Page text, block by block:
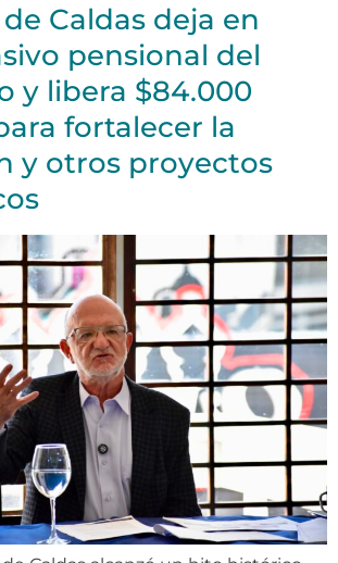
Caldas deja en
pensional del
y libera $84.000
fortalecer la
y otros proyectos